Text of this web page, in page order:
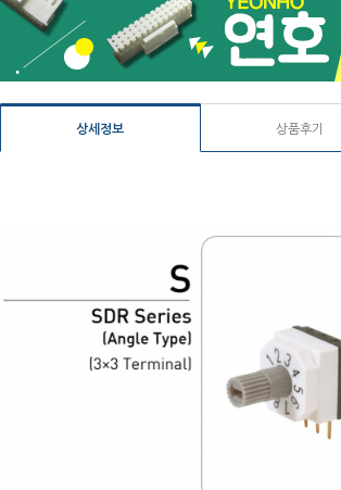
상세정보 상품후기